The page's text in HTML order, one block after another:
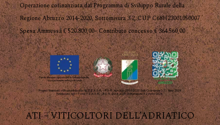
Operazione cofinanziata dal Programma di Sviluppo Rurale della
Regione Abruzzo 2014-2020, Sottomisura 3.2, CUP C68H23001050007
Spesa Ammessa € 520.800,00– Contributo concesso € 364.560,00
ATI – VITICOLTORI DELL’ADRIATICO